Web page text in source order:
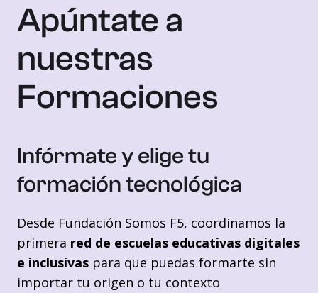
Apúntate a
nuestras
Formaciones
Infórmate y elige tu
formación tecnológica
Desde Fundación Somos F5, coordinamos la
primera red de escuelas educativas digitales
e inclusivas para que puedas formarte sin
importar tu origen o tu contexto